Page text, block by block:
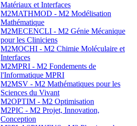
Matériaux et Interfaces
M2MATHMOD - M2 Modélisation
Mathématique
M2MECENCLI - M2 Génie Mécanique
pour les Cliniciens
M2MOCHI - M2 Chimie Moléculaire et
Interfaces
M2MPRI - M2 Fondements de
l'Informatique MPRI
M2MSV - M2 Mathématiques pour les
Sciences du Vivant
M2OPTIM - M2 Optimisation
M2PIC - M2 Projet, Innovation,
Conception